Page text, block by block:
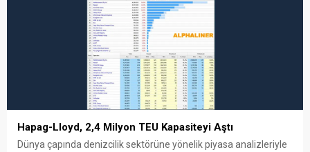
Hapag-Lloyd, 2,4 Milyon TEU Kapasiteyi Aştı
Dünya çapında denizcilik sektörüne yönelik piyasa analizleriyle